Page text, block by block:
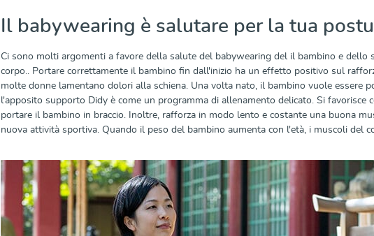
Il babywearing è salutare per la tua
Ci sono molti argomenti a favore della salute del babywearing del il bambino e
corpo.. Portare correttamente il bambino fin dall'inizio ha un effetto positivo sul
molte donne lamentano dolori alla schiena. Una volta nato, il bambino vuole essere
l'apposito supporto Didy è come un programma di allenamento delicato. Si
portare il bambino in braccio. Inoltre, rafforza in modo lento e costante una buona
nuova attività sportiva. Quando il peso del bambino aumenta con l'età, i muscoli del